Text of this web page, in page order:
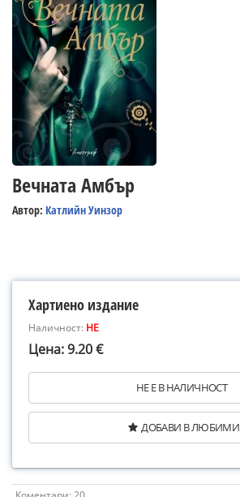
Вечната Амбър
Автор: Катлийн Уинзор
Хартиено издание
Наличност: НЕ
Цена: 9.20 €
НЕ Е В НАЛИЧНОСТ
ДОБАВИ В ЛЮБИМИ